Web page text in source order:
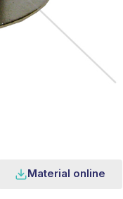
Material online